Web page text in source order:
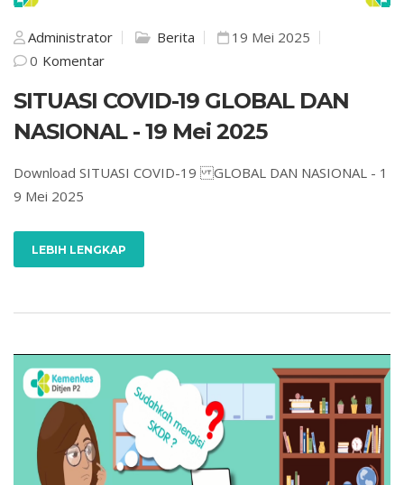
Administrator Berita
19 Mei 2025
0 Komentar
SITUASI COVID-19 GLOBAL DAN
NASIONAL - 19 Mei 2025
Download SITUASI COVID-19 GLOBAL DAN NASIONAL - 1
9 Mei 2025
LEBIH LENGKAP